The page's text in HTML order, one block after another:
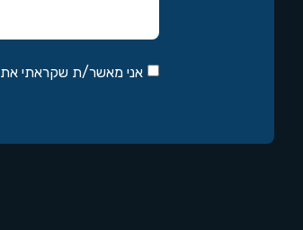
אני מאשר/ת שקראתי את